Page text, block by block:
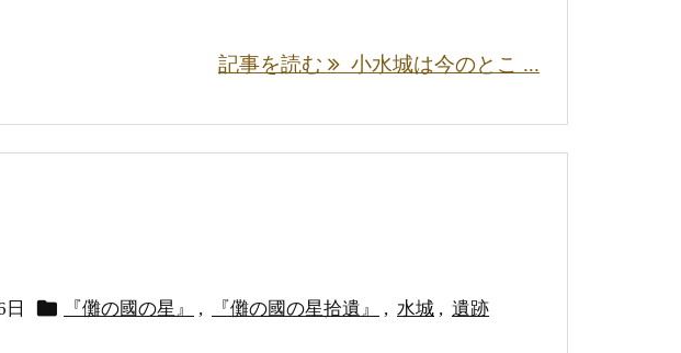
記事を読む 小水城は今のとこ ...
 『儺の國の星』 , 『儺の國の星拾遺』 , 水城 , 遺跡